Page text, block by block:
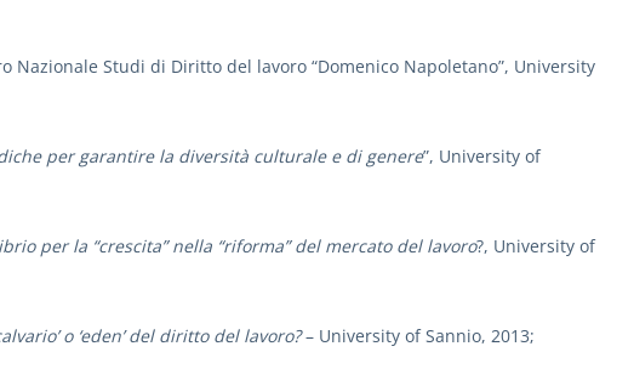
Nazionale Studi di Diritto del lavoro “Domenico Napoletano”, University
per garantire la diversità culturale e di genere”, University of
per la “crescita” nella “riforma” del mercato del lavoro?, University of
o ‘eden’ del diritto del lavoro?– University of Sannio, 2013;